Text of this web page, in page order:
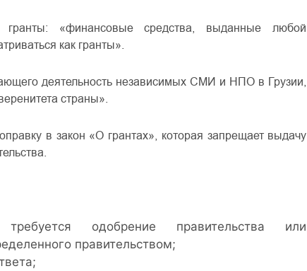
«финансовые средства, выданные любой
как гранты».
деятельность независимых СМИ и НПО в Грузии,
страны».
в закон «О грантах», которая запрещает выдачу
одобрение правительства или
правительством;